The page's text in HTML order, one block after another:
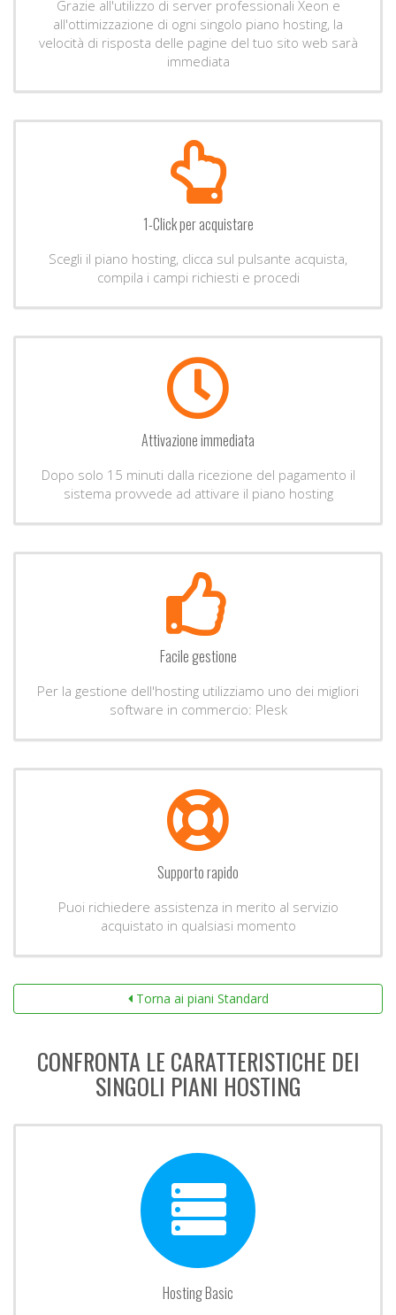
Grazie all'utilizzo di server professionali Xeon e
all'ottimizzazione di ogni singolo piano hosting, la
velocità di risposta delle pagine del tuo sito web sarà
immediata
1-Click per acquistare
Scegli il piano hosting, clicca sul pulsante acquista,
compila i campi richiesti e procedi
Attivazione immediata
Dopo solo 15 minuti dalla ricezione del pagamento il
sistema provvede ad attivare il piano hosting
Facile gestione
Per la gestione dell'hosting utilizziamo uno dei migliori
software in commercio: Plesk
Supporto rapido
Puoi richiedere assistenza in merito al servizio
acquistato in qualsiasi momento
Torna ai piani Standard
CONFRONTA LE CARATTERISTICHE DEI
SINGOLI PIANI HOSTING
Hosting Basic